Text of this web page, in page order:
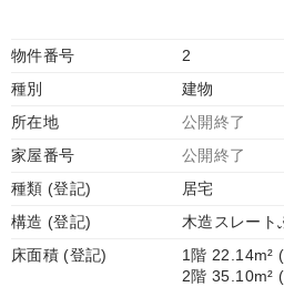
物件番号
2
種別
建物
所在地
公開終了
家屋番号
公開終了
種類 (登記)
居宅
構造 (登記)
木造スレート
床面積 (登記)
1階 22.14m²
2階 35.10m²